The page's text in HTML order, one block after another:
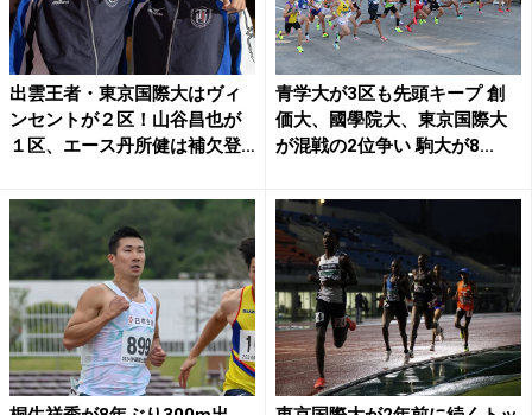
出雲王者・東京国際大はヴィ
ンセントが２区！山谷昌也が
１区、エース丹所健は補欠登
青学大が3区も先頭キープ 創
価大、國學院大、東京国際大
が混戦の2位争い 駒大が8...